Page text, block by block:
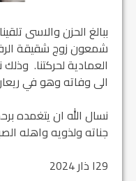
ببالغ الحزن والاسى
شمعون زوج شقيقة
العمادية لحركتنا.
الى وفاته وهو في
نسال الله ان يتغمده
جناته ولذويه واهله
29ا ذار 2024